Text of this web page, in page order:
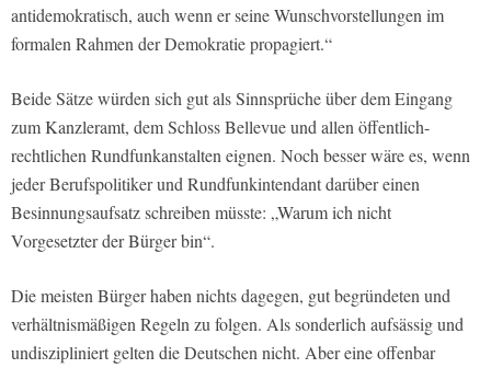
antidemokratisch, auch wenn er seine Wunschvorstellungen im
formalen Rahmen der Demokratie propagiert.“
Beide Sätze würden sich gut als Sinnsprüche über dem Eingang
zum Kanzleramt, dem Schloss Bellevue und allen öffentlich-
rechtlichen Rundfunkanstalten eignen. Noch besser wäre es, wenn
jeder Berufspolitiker und Rundfunkintendant darüber einen
Besinnungsaufsatz schreiben müsste: „Warum ich nicht
Vorgesetzter der Bürger bin“.
Die meisten Bürger haben nichts dagegen, gut begründeten und
verhältnismäßigen Regeln zu folgen. Als sonderlich aufsässig und
undiszipliniert gelten die Deutschen nicht. Aber eine offenbar